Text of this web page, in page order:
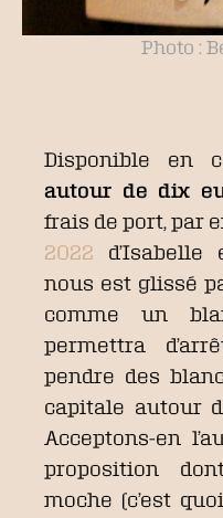
Photo :
Disponible en
autour de dix
frais de port, par
2022
nous est glissé
comme un
permettra
pendre des
capitale autour
Acceptons-en
proposition
moche (c’est